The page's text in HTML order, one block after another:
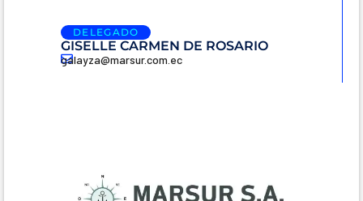
DELEGADO
GISELLE CARMEN DE ROSARIO
galayza@marsur.com.ec